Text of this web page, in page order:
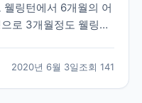
링턴에서 6개월의 어
로 3개월정도 웰링턴
톡이랍니다! 그럼 먼
후기 먼저 함께 보...
2020년 6월 3일조회 141